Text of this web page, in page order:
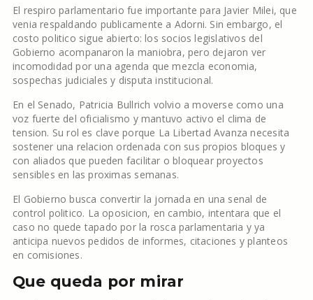
El respiro parlamentario fue importante para Javier Milei, que
venia respaldando publicamente a Adorni. Sin embargo, el
costo politico sigue abierto: los socios legislativos del
Gobierno acompanaron la maniobra, pero dejaron ver
incomodidad por una agenda que mezcla economia,
sospechas judiciales y disputa institucional.
En el Senado, Patricia Bullrich volvio a moverse como una
voz fuerte del oficialismo y mantuvo activo el clima de
tension. Su rol es clave porque La Libertad Avanza necesita
sostener una relacion ordenada con sus propios bloques y
con aliados que pueden facilitar o bloquear proyectos
sensibles en las proximas semanas.
El Gobierno busca convertir la jornada en una senal de
control politico. La oposicion, en cambio, intentara que el
caso no quede tapado por la rosca parlamentaria y ya
anticipa nuevos pedidos de informes, citaciones y planteos
en comisiones.
Que queda por mirar